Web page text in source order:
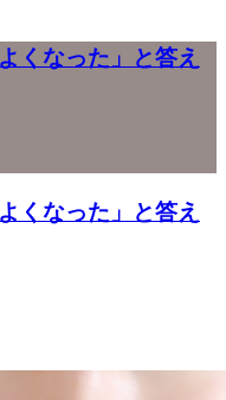
くなった」と答え
くなった」と答え